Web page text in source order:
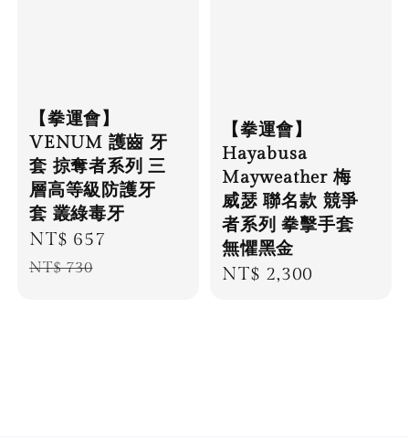
【拳運會】
VENUM 護齒 牙
套 掠奪者系列 三
層高等級防護牙
套 叢綠毒牙
Sale
price
NT$ 657
NT$ 730
【拳運會】
Hayabusa
Mayweather 梅
威瑟 聯名款 競爭
者系列 拳擊手套
無懼黑金
Regular
NT$ 2,300